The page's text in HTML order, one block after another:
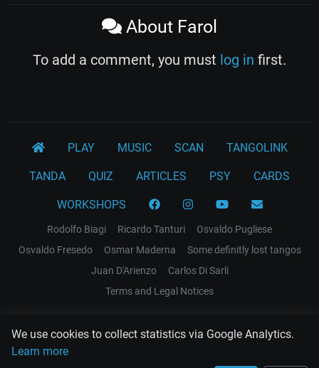
We use cookies to collect statistics via Google Analytics.
Learn more
About Farol
To add a comment, you must log in first.
PLAY MUSIC SCAN TANGOLINK
TANDA QUIZ ARTICLES PSY CARDS
WORKSHOPS
Rodolfo Biagi Ricardo Tanturi
Osvaldo Pugliese
Osvaldo Fresedo
Osmar Maderna
Some definitly lost tangos
Juan D'Arienzo
Carlos Di Sarli
Terms and Legal Notices
EL RECODO TANGO